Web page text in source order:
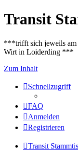
Transit
***trifft sich jeweils am
Wirt in Loiderding ***
Zum Inhalt
Schnellzugriff
FAQ
Anmelden
Registrieren
Transit